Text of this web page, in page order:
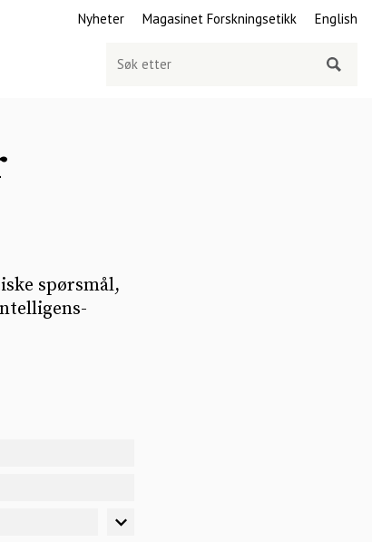
Nyheter Magasinet Forskningsetikk English
Søk
spørsmål,